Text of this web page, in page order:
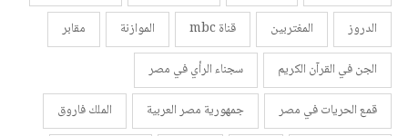
الدروز
المغتربين قناة mbc الموازنة
مقابر
الجن في القرآن الكريم
سجناء الرأي في مصر
قمع الحريات في مصر
جمهورية مصر العربية
الملك فاروق